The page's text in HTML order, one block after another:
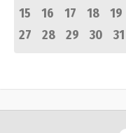
15
16 17 18 19
27
28 29 30 31